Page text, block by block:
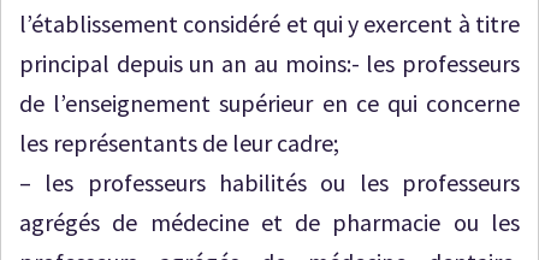
l’établissement considéré et qui y exercent à titre
principal depuis un an au moins:- les professeurs
de l’enseignement supérieur en ce qui concerne
les représentants de leur cadre;
– les professeurs habilités ou les professeurs
agrégés de médecine et de pharmacie ou les